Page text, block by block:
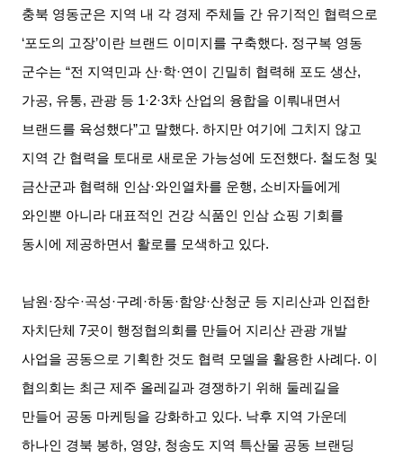
충북 영동군은 지역 내 각 경제 주체들 간 유기적인 협력으로
‘포도의 고장’이란 브랜드 이미지를 구축했다. 정구복 영동
군수는 “전 지역민과 산·학·연이 긴밀히 협력해 포도 생산,
가공, 유통, 관광 등 1·2·3차 산업의 융합을 이뤄내면서
브랜드를 육성했다”고 말했다. 하지만 여기에 그치지 않고
지역 간 협력을 토대로 새로운 가능성에 도전했다. 철도청 및
금산군과 협력해 인삼·와인열차를 운행, 소비자들에게
와인뿐 아니라 대표적인 건강 식품인 인삼 쇼핑 기회를
동시에 제공하면서 활로를 모색하고 있다.
남원·장수·곡성·구례·하동·함양·산청군 등 지리산과 인접한
자치단체 7곳이 행정협의회를 만들어 지리산 관광 개발
사업을 공동으로 기획한 것도 협력 모델을 활용한 사례다. 이
협의회는 최근 제주 올레길과 경쟁하기 위해 둘레길을
만들어 공동 마케팅을 강화하고 있다. 낙후 지역 가운데
하나인 경북 봉하, 영양, 청송도 지역 특산물 공동 브랜딩